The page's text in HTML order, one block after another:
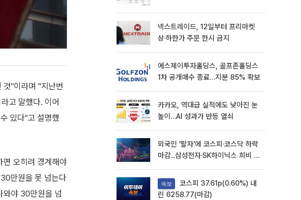
"이라며 "지난번
고 말했다. 이어
있다"고 설명했
면 오히려 경계해야
만원을 못 넘는다
와야 30만원을 넘
넥스트레이드, 12일부터 프리마켓
상·하한가 주문 한시 금지
에스제이투자홀딩스, 골프존홀딩스
1차 공개매수 종료…지분 85% 확보
카카오, 역대급 실적에도 낮아진 눈
높이…AI 성과가 반등 열쇠
외국인 '팔자'에 코스피·코스닥 하락
마감...삼성전자·SK하이닉스 희비 갈
속보
린 6258.77(마감)